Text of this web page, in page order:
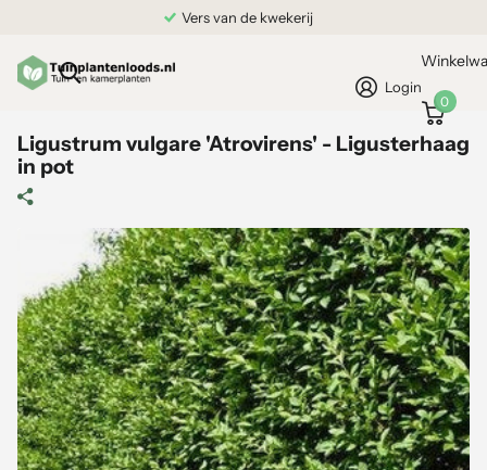
Vers van de kwekerij
Login
0
Ligustrum vulgare 'Atrovirens' - Ligusterhaag
in pot